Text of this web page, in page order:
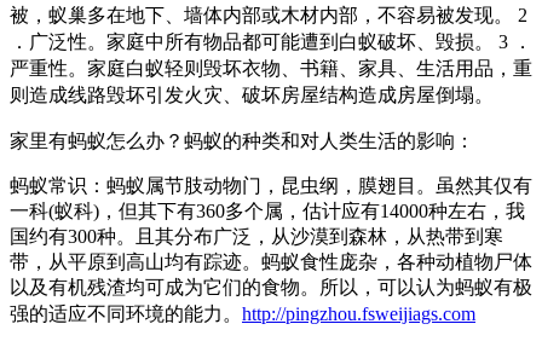
被，蚁巢多在地下、墙体内部或木材内部，不容易被发现。 2
．广泛性。家庭中所有物品都可能遭到白蚁破坏、毁损。 3 ．
严重性。家庭白蚁轻则毁坏衣物、书籍、家具、生活用品，重
则造成线路毁坏引发火灾、破坏房屋结构造成房屋倒塌。
家里有蚂蚁怎么办？ 蚂蚁的种类和对人类生活的影响：
蚂蚁常识：蚂蚁属节肢动物门，昆虫纲，膜翅目。虽然其仅有
一科(蚁科)，但其下有360多个属，估计应有14000种左右，我
国约有300种。且其分布广泛，从沙漠到森林，从热带到寒
带，从平原到高山均有踪迹。蚂蚁食性庞杂，各种动植物尸体
以及有机残渣均可成为它们的食物。所以，可以认为蚂蚁有极
强的适应不同环境的能力。 http://pingzhou.fsweijiags.com